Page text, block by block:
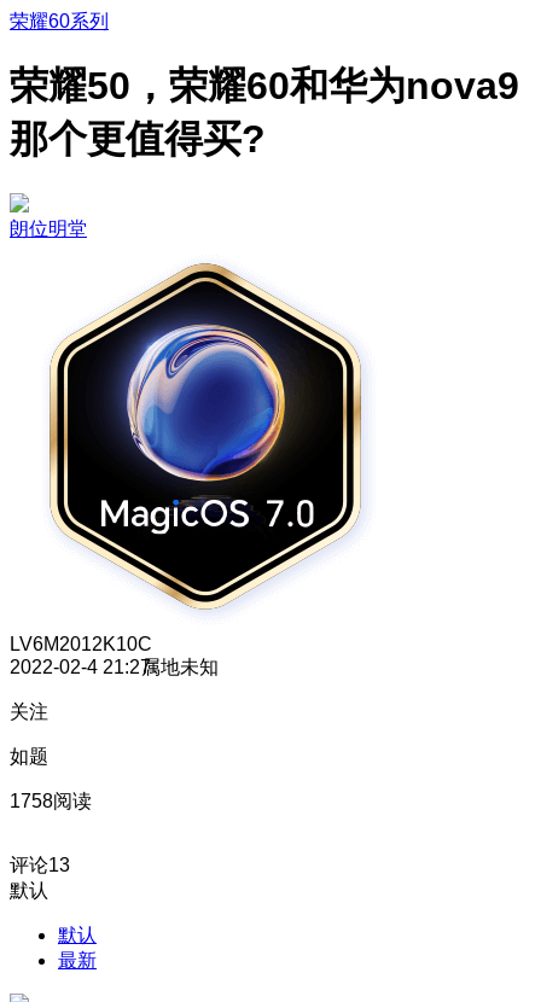
荣耀60系列
荣耀50，荣耀60和华为nova9
那个更值得买?
朗位明堂
LV6M2012K10C
2022-02-4 21:27属地未知
关注
如题
1758阅读
评论13
默认
默认
最新